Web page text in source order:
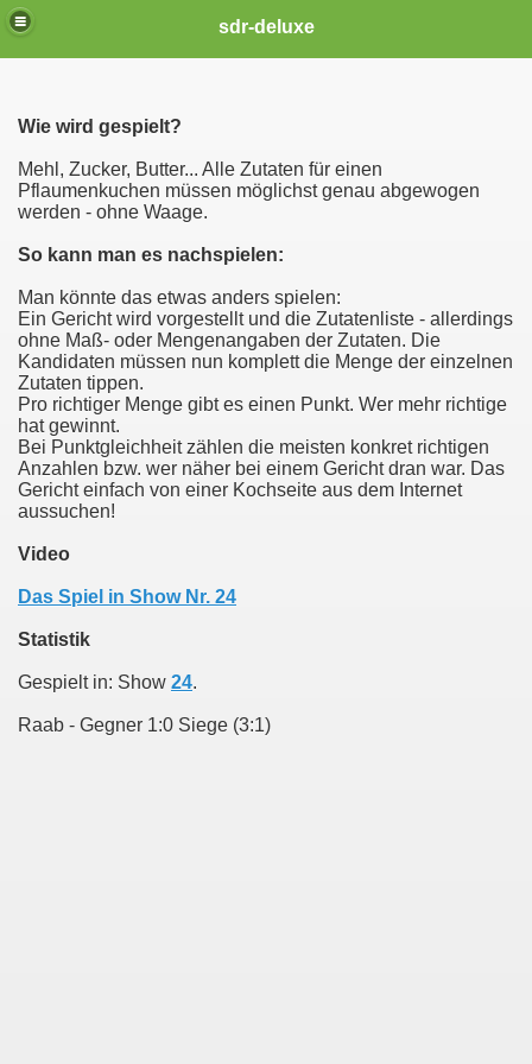
sdr-deluxe
Wie wird gespielt?
Mehl, Zucker, Butter... Alle Zutaten für einen
Pflaumenkuchen müssen möglichst genau abgewogen
werden - ohne Waage.
So kann man es nachspielen:
Man könnte das etwas anders spielen:
Ein Gericht wird vorgestellt und die Zutatenliste - allerdings
ohne Maß- oder Mengenangaben der Zutaten. Die
Kandidaten müssen nun komplett die Menge der einzelnen
Zutaten tippen.
Pro richtiger Menge gibt es einen Punkt. Wer mehr richtige
hat gewinnt.
Bei Punktgleichheit zählen die meisten konkret richtigen
Anzahlen bzw. wer näher bei einem Gericht dran war. Das
Gericht einfach von einer Kochseite aus dem Internet
aussuchen!
Video
Das Spiel in Show Nr. 24
Statistik
Gespielt in: Show 24.
Raab - Gegner 1:0 Siege (3:1)